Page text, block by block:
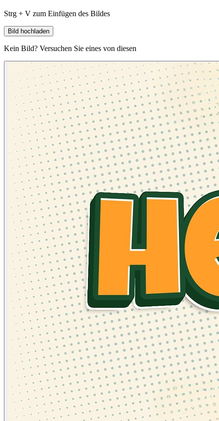
Strg + V zum Einfügen des Bildes
Bild hochladen
Kein Bild? Versuchen Sie eines von diesen